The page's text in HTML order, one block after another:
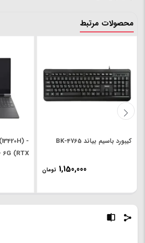
محصولات مرتبط
کیبورد باسیم بیاند BK-4765
1,150,000 تومان
-
6G (RTX
FHD